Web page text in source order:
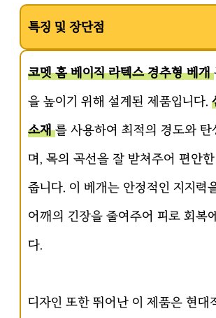
특징 및 장단점
코멧 홈 베이직 라텍스 경추형 베개
을 높이기 위해 설계된 제품입니다.
소재를 사용하여 최적의 경도와 탄
며, 목의 곡선을 잘 받쳐주어 편안
줍니다. 이 베개는 안정적인 지지력
어깨의 긴장을 줄여주어 피로 회복
다.
디자인 또한 뛰어난 이 제품은 현대